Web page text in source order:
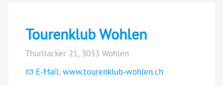
Tourenklub Wohlen
Thürliacker 21, 3033 Wohlen
E-Mail, www.tourenklub-wohlen.ch